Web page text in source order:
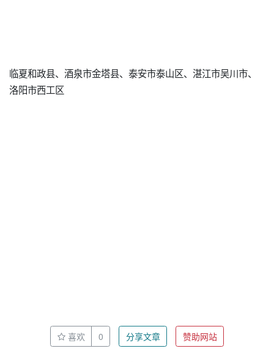
临夏和政县、酒泉市金塔县、泰安市泰山区、湛江市吴川市、
洛阳市西工区
喜欢 0 分享文章 赞助网站